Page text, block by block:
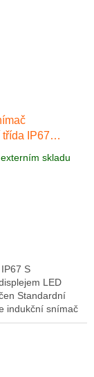
IP67
skladu
S
LED
Standardní
indukční snímač
mosazným